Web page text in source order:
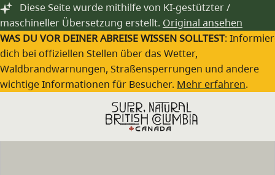
Zum Hauptinhalt springen
Diese Seite wurde mithilfe von KI-gestützter /
maschineller Übersetzung erstellt. Original ansehen
WAS DU VOR DEINER ABREISE WISSEN SOLLTEST:
dich bei offiziellen Stellen über das Wetter,
Waldbrandwarnungen, Straßensperrungen und andere
wichtige Informationen für Besucher. Mehr erfahren.